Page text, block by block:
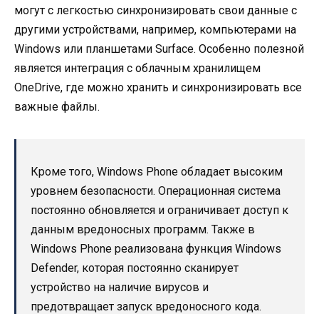
могут с легкостью синхронизировать свои данные с
другими устройствами, например, компьютерами на
Windows или планшетами Surface. Особенно полезной
является интеграция с облачным хранилищем
OneDrive, где можно хранить и синхронизировать все
важные файлы.
Кроме того, Windows Phone обладает высоким
уровнем безопасности. Операционная система
постоянно обновляется и ограничивает доступ к
данным вредоносных программ. Также в
Windows Phone реализована функция Windows
Defender, которая постоянно сканирует
устройство на наличие вирусов и
предотвращает запуск вредоносного кода.